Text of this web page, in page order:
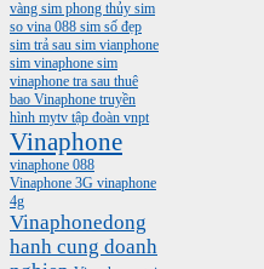
vàng sim phong thủy sim
so vina 088 sim số đẹp
sim trả sau sim vianphone
sim vinaphone sim
vinaphone tra sau thuê
bao Vinaphone truyền
hình mytv tập đoàn vnpt
Vinaphone
vinaphone 088
Vinaphone 3G vinaphone
4g
Vinaphonedong
hanh cung doanh